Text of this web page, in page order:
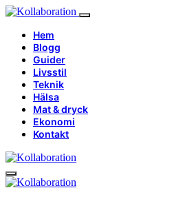
Hem
Blogg
Guider
Livsstil
Teknik
Hälsa
Mat & dryck
Ekonomi
Kontakt